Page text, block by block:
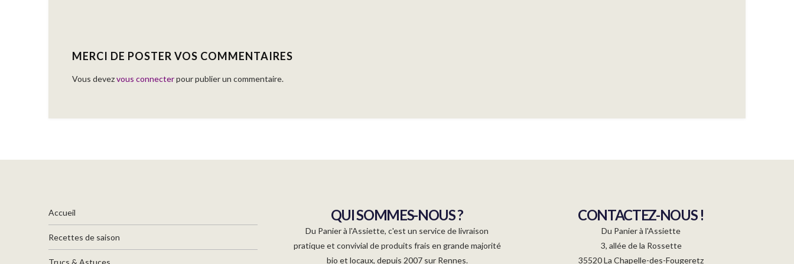
MERCI DE POSTER VOS COMMENTAIRES
Vous devezvous connecterpour publier un commentaire.
Accueil
Recettes de saison
QUI SOMMES-NOUS ?
Du Panier à l'Assiette, c'est un service de livraison
pratique et convivial de produits frais en grande majorité
bio et locaux, depuis 2007 sur Rennes.
CONTACTEZ-NOUS !
Du Panier à l'Assiette
3, allée de la Rossette
35520 La Chapelle-des-Fougeretz